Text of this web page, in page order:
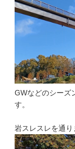
GWなどのシーズ
す。
岩スレスレを通り